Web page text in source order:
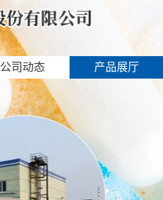
公司动态 产品展厅